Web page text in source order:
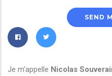
Je m’appelle Nicolas